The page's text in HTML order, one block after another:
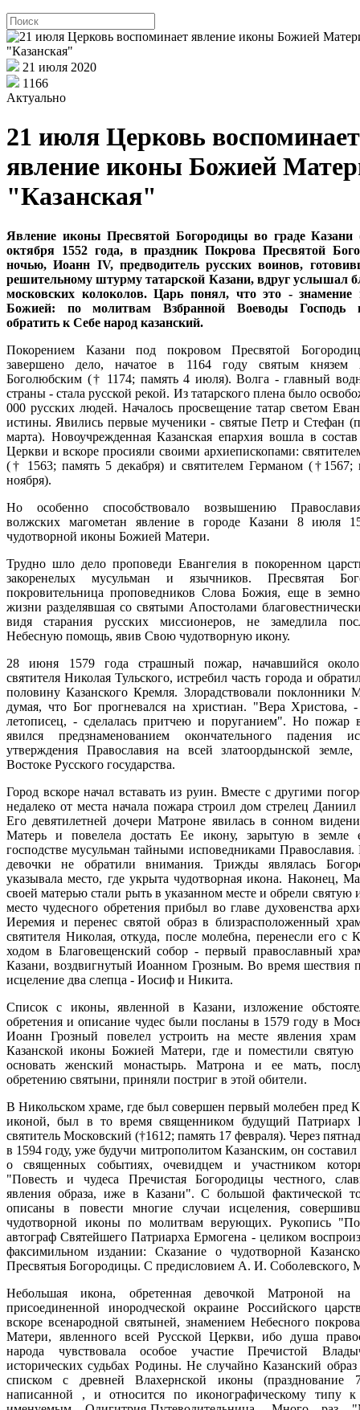
21 июля 2020
1166
Актуально
21 июля Церковь воспоминает
явление иконы Божией
"Казанская"
Явление иконы Пресвятой Богородицы во граде Казани
октября 1552 года, в праздник Покрова Пресвятой
ночью, Иоанн IV, предводитель русских воинов,
решительному штурму татарской Казани, вдруг услышал
московских колоколов. Царь понял, что это - знамение
Божией: по молитвам Взбранной Воеводы Господь
обратить к Себе народ казанский.
Покорением Казани под покровом Пресвятой
завершено дело, начатое в 1164 году святым князем
Боголюбским († 1174; память 4 июля). Волга - главный
страны - стала русской рекой. Из татарского плена было
000 русских людей. Началось просвещение татар светом
истины. Явились первые мученики - святые Петр и Стефан
марта). Новоучрежденная Казанская епархия вошла в
Церкви и вскоре просияли своими архиепископами:
(† 1563; память 5 декабря) и святителем Германом (†1567;
ноября).
Но особенно способствовало возвышению
волжских магометан явление в городе Казани 8 июля
чудотворной иконы Божией Матери.
Трудно шло дело проповеди Евангелия в покоренном
закоренелых мусульман и язычников. Пресвятая
покровительница проповедников Слова Божия, еще в
жизни разделявшая со святыми Апостолами
видя старания русских миссионеров, не замедлила
Небесную помощь, явив Свою чудотворную икону.
28 июня 1579 года страшный пожар, начавшийся
святителя Николая Тульского, истребил часть города и
половину Казанского Кремля. Злорадствовали поклонники
думая, что Бог прогневался на христиан. "Вера Христова, -
летописец, - сделалась притчею и поруганием". Но пожар
явился предзнаменованием окончательного падения
утверждения Православия на всей златоордынской земле,
Востоке Русского государства.
Город вскоре начал вставать из руин. Вместе с другими
недалеко от места начала пожара строил дом стрелец
Его девятилетней дочери Матроне явилась в сонном
Матерь и повелела достать Ее икону, зарытую в земле
господстве мусульман тайными исповедниками Православия.
девочки не обратили внимания. Трижды являлась
указывала место, где укрыта чудотворная икона. Наконец,
своей матерью стали рыть в указанном месте и обрели святую
место чудесного обретения прибыл во главе духовенства
Иеремия и перенес святой образ в близрасположенный
святителя Николая, откуда, после молебна, перенесли его с
ходом в Благовещенский собор - первый православный
Казани, воздвигнутый Иоанном Грозным. Во время шествия
исцеление два слепца - Иосиф и Никита.
Список с иконы, явленной в Казани, изложение
обретения и описание чудес были посланы в 1579 году в
Иоанн Грозный повелел устроить на месте явления
Казанской иконы Божией Матери, где и поместили святую
основать женский монастырь. Матрона и ее мать,
обретению святыни, приняли постриг в этой обители.
В Никольском храме, где был совершен первый молебен пред
иконой, был в то время священником будущий Патриарх
святитель Московский (†1612; память 17 февраля). Через
в 1594 году, уже будучи митрополитом Казанским, он составил
о священных событиях, очевидцем и участником
"Повесть и чудеса Пречистая Богородицы честного,
явления образа, иже в Казани". С большой фактической
описаны в повести многие случаи исцеления,
чудотворной иконы по молитвам верующих. Рукопись
автограф Святейшего Патриарха Ермогена - целиком
факсимильном издании: Сказание о чудотворной
Пресвятыя Богородицы. С предисловием А. И. Соболевского,
Небольшая икона, обретенная девочкой Матроной на
присоединенной инородческой окраине Российского
вскоре всенародной святыней, знамением Небесного
Матери, явленного всей Русской Церкви, ибо душа
народа чувствовала особое участие Пречистой
исторических судьбах Родины. Не случайно Казанский образ
списком с древней Влахернской иконы (празднование
написанной , и относится по иконографическому типу